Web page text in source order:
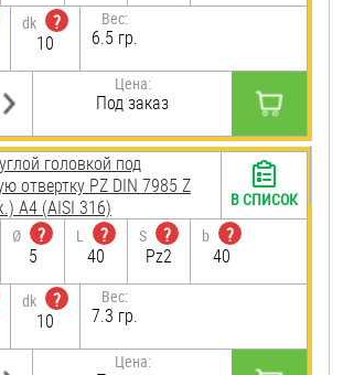
dk
?
10
Вес:
6.5 гр.
Цена:
Под заказ
головкой под
отвертку PZ DIN 7985 Z
A4 (AISI 316)
Ø
?
5
L
?
40
S
?
Pz2
b
?
40
dk
?
10
Вес:
7.3 гр.
Цена:
В СПИСОК